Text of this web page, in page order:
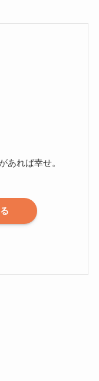
あれば幸せ。